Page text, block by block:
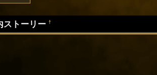
ストーリー †